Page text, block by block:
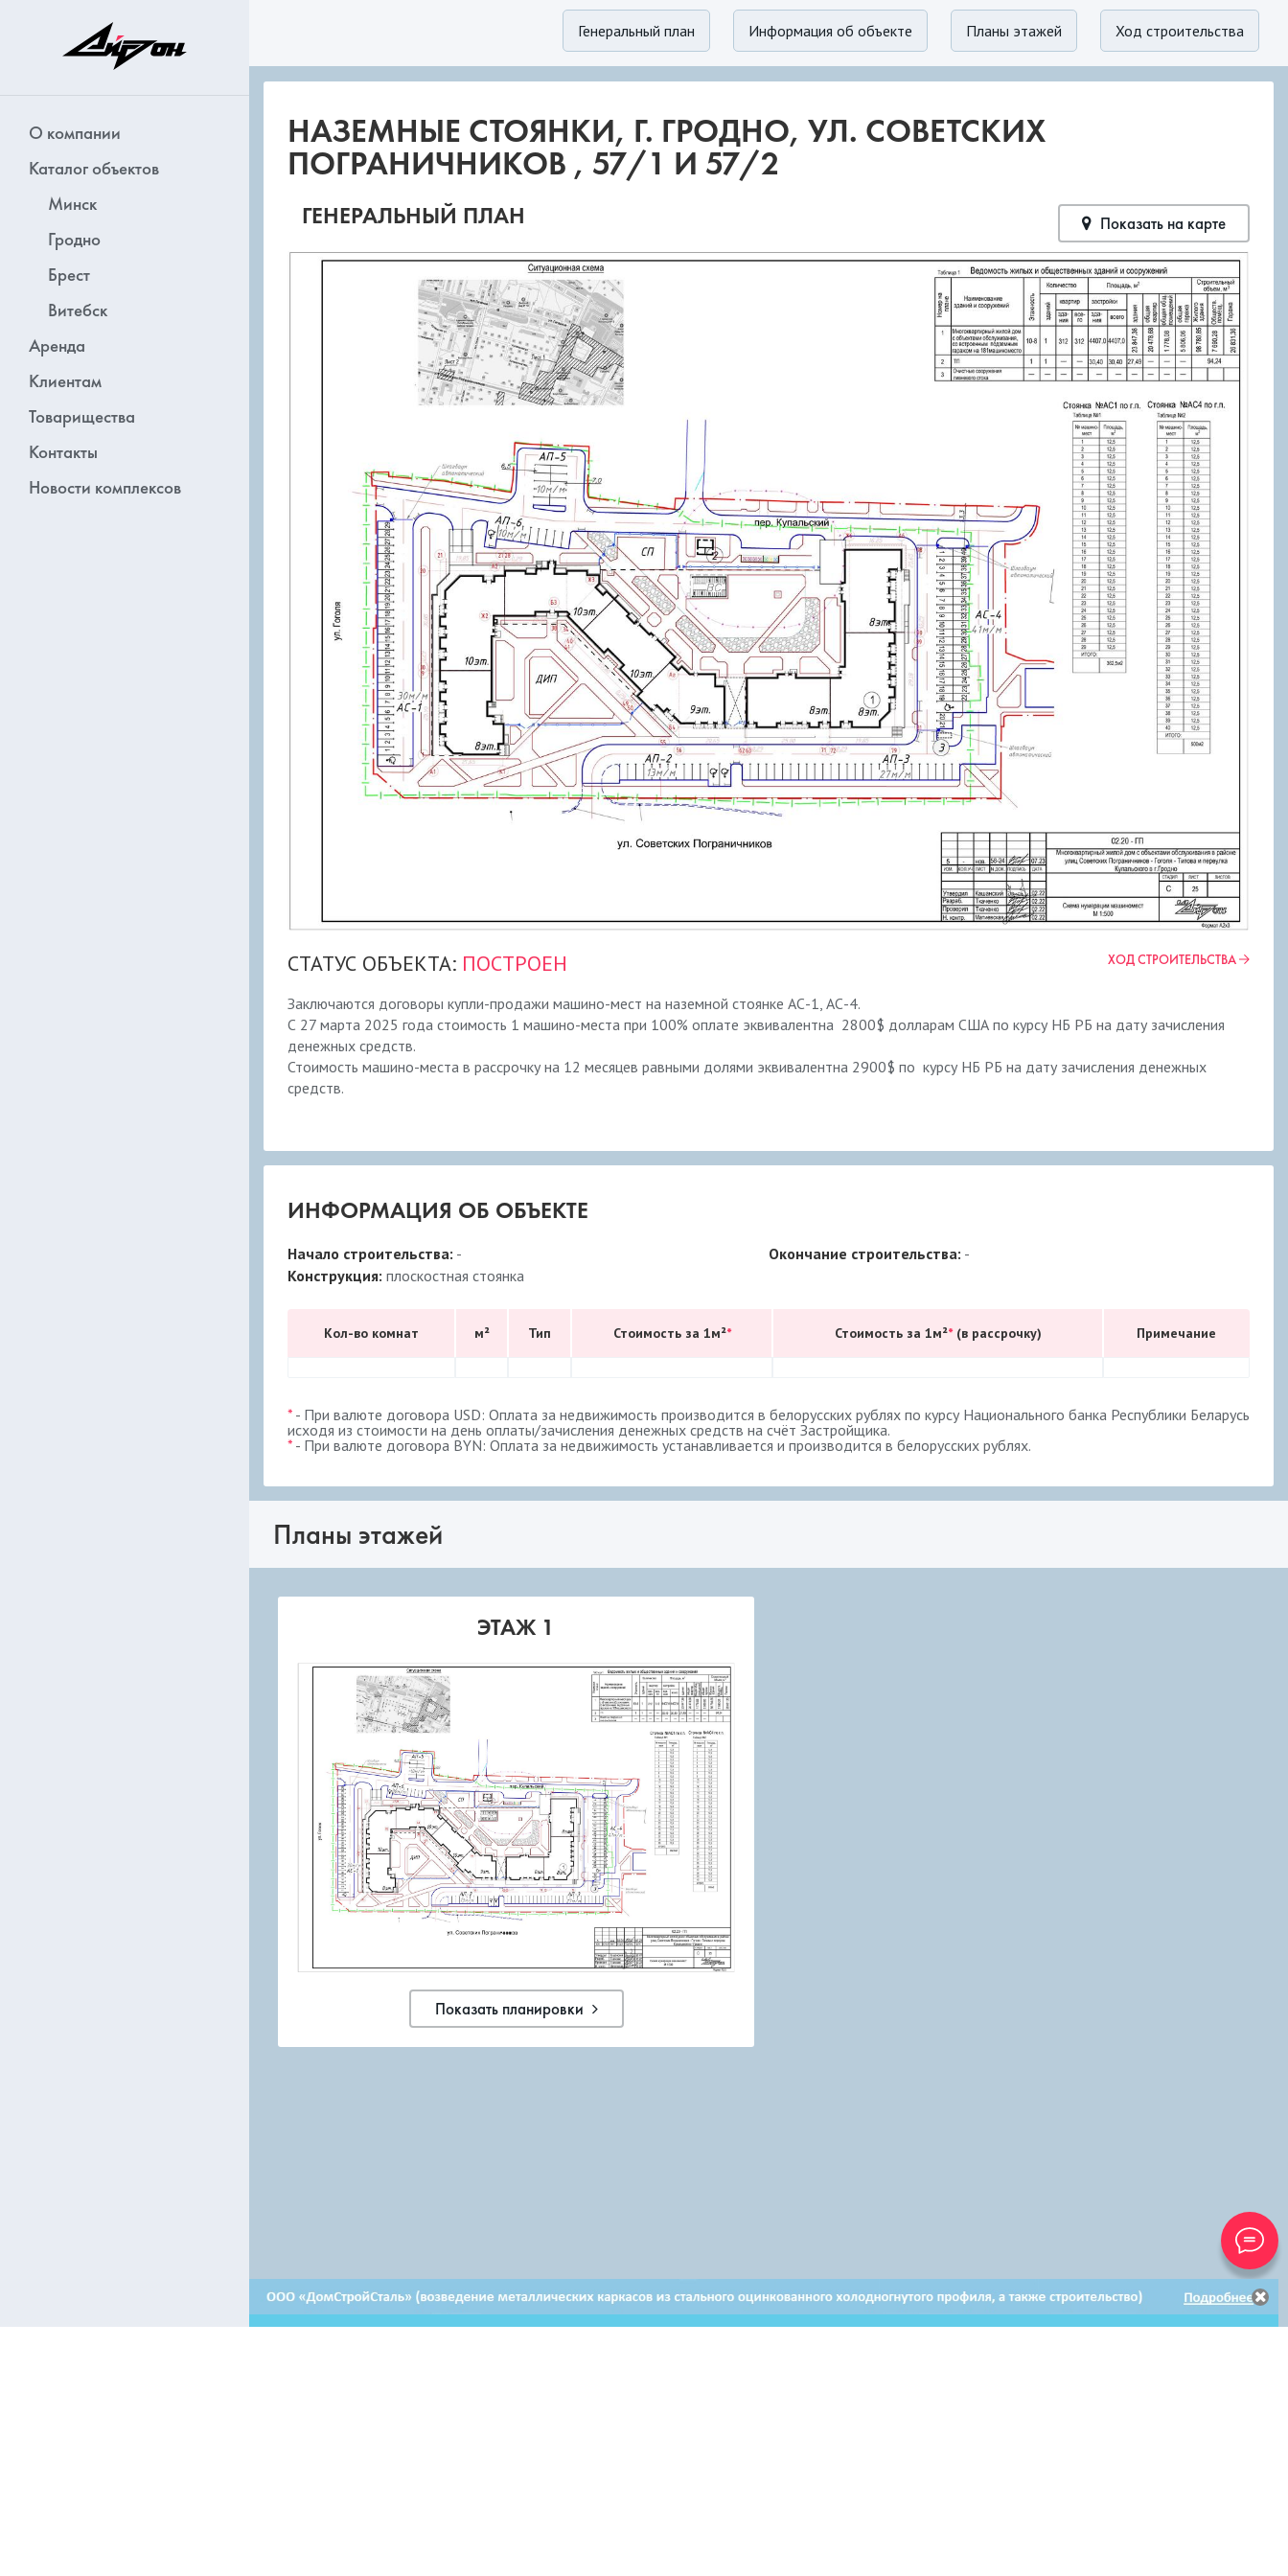
О компании
Каталог объектов
Минск
Гродно
Брест
Витебск
Аренда
Клиентам
Товарищества
Контакты
Новости комплексов
Генеральный план Информация об объекте Планы этажей Ход строительства
НАЗЕМНЫЕ СТОЯНКИ, Г. ГРОДНО, УЛ. СОВЕТСКИХ
ПОГРАНИЧНИКОВ , 57/1 И 57/2
ГЕНЕРАЛЬНЫЙ ПЛАН Показать на карте
СТАТУС ОБЪЕКТА: ПОСТРОЕН ХОД СТРОИТЕЛЬСТВА
Заключаются договоры купли-продажи машино-мест на наземной стоянке АС-1, АС-4.
С 27 марта 2025 года стоимость 1 машино-места при 100% оплате эквивалентна 2800$ долларам США по курсу НБ РБ на дату зачисления
денежных средств.
Стоимость машино-места в рассрочку на 12 месяцев равными долями эквивалентна 2900$ по курсу НБ РБ на дату зачисления денежных
средств.
ИНФОРМАЦИЯ ОБ ОБЪЕКТЕ
Начало строительства: - Окончание строительства: -
Конструкция: плоскостная стоянка
Кол-во комнат м² Тип Стоимость за 1м²* Стоимость за 1м²*(в рассрочку) Примечание
* - При валюте договора USD: Оплата за недвижимость производится в белорусских рублях по курсу Национального банка Республики Беларусь
исходя из стоимости на день оплаты/зачисления денежных средств на счёт Застройщика.
* - При валюте договора BYN: Оплата за недвижимость устанавливается и производится в белорусских рублях.
Планы этажей
ЭТАЖ 1
Показать планировки